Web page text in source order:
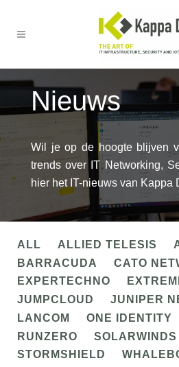
Nieuws
Wil je op de hoogte blijven
trends over IT Networking,
hier het IT-nieuws van Kappa
ALL ALLIED TELESIS
BARRACUDA
CATO
EXPERTECHNO
JUMPCLOUD
JUNIPER
LANCOM
ONE IDENTITY
RUNZERO
SOLARWINDS
STORMSHIELD